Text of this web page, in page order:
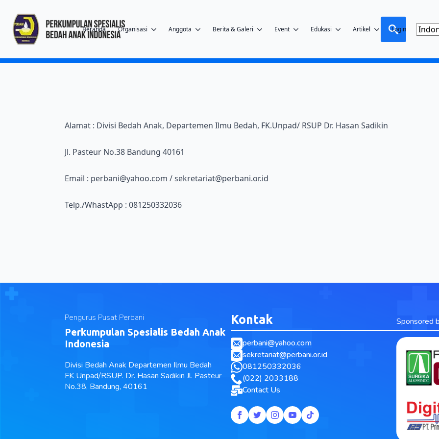
Beranda Organisasi Anggota Berita & Galeri Event Edukasi Artikel Login
for:
Alamat : Divisi Bedah Anak, Departemen Ilmu Bedah, FK.Unpad/ RSUP Dr. Hasan Sadikin
Jl. Pasteur No.38 Bandung 40161
Email : perbani@yahoo.com / sekretariat@perbani.or.id
Telp./WhastApp : 081250332036
Pengurus Pusat Perbani
Perkumpulan Spesialis Bedah Anak
Indonesia
Divisi Bedah Anak Departemen Ilmu Bedah
FK Unpad/RSUP. Dr. Hasan Sadikin Jl. Pasteur
No.38, Bandung, 40161
Kontak
perbani@yahoo.com
sekretariat@perbani.or.id
081250332036
(022) 2033188
Contact Us
Sponsored